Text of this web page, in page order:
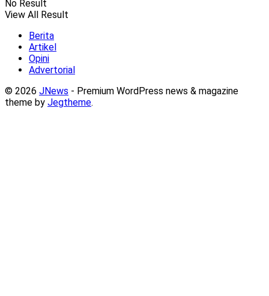
No Result
View All Result
Berita
Artikel
Opini
Advertorial
© 2026 JNews - Premium WordPress news & magazine
theme by Jegtheme.